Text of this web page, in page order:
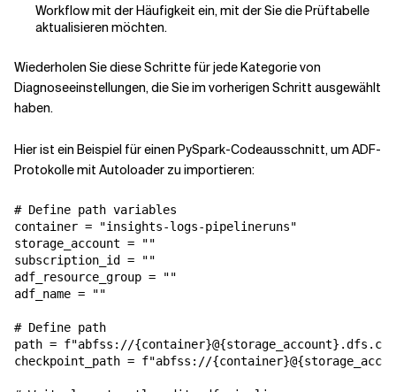
Workflow mit der Häufigkeit ein, mit der Sie die Prüftabelle
aktualisieren möchten.
Wiederholen Sie diese Schritte für jede Kategorie von
Diagnoseeinstellungen, die Sie im vorherigen Schritt ausgewählt
haben.
Hier ist ein Beispiel für einen PySpark-Codeausschnitt, um ADF-
Protokolle mit Autoloader zu importieren:
# Define path variables
container = "insights-logs-pipelineruns"
storage_account = ""
subscription_id = ""
adf_resource_group = ""
adf_name = ""
# Define path
path = f"abfss://
checkpoint_path = f"abfss://